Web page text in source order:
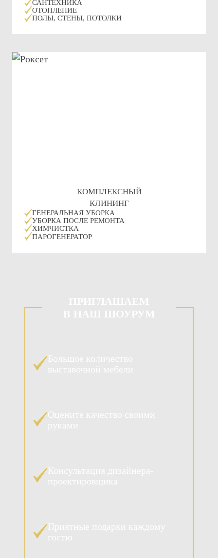
САНТЕХНИКА
ОТОПЛЕНИЕ
ПОЛЫ, СТЕНЫ, ПОТОЛКИ
КОМПЛЕКСНЫЙ
КЛИНИНГ
ГЕНЕРАЛЬНАЯ УБОРКА
УБОРКА ПОСЛЕ РЕМОНТА
ХИМЧИСТКА
ПАРОГЕНЕРАТОР